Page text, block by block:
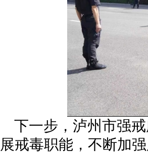
下一步，泸州市强
展戒毒职能，不断加